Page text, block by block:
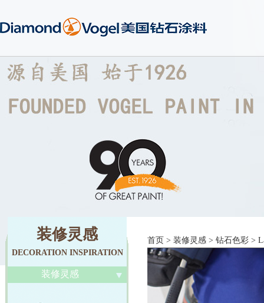
装修灵感
DECORATION INSPIRATION
装修灵感
首页 > 装修灵感 > 钻石色彩 >